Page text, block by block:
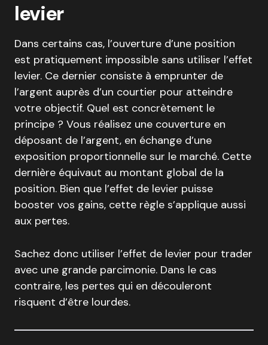
levier
Dans certains cas, l’ouverture d’une position
est pratiquement impossible sans utiliser l’effet
levier. Ce dernier consiste à emprunter de
l’argent auprès d’un courtier pour atteindre
votre objectif. Quel est concrètement le
principe ? Vous réalisez une couverture en
déposant de l’argent, en échange d’une
exposition proportionnelle sur le marché. Cette
dernière équivaut au montant global de la
position. Bien que l’effet de levier puisse
booster vos gains, cette règle s’applique aussi
aux pertes.
Sachez donc utiliser l’effet de levier pour trader
avec une grande parcimonie. Dans le cas
contraire, les pertes qui en découleront
risquent d’être lourdes.